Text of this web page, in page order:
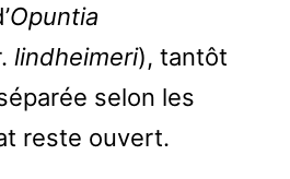
Opuntia
lindheimeri), tantôt
selon les
reste ouvert.